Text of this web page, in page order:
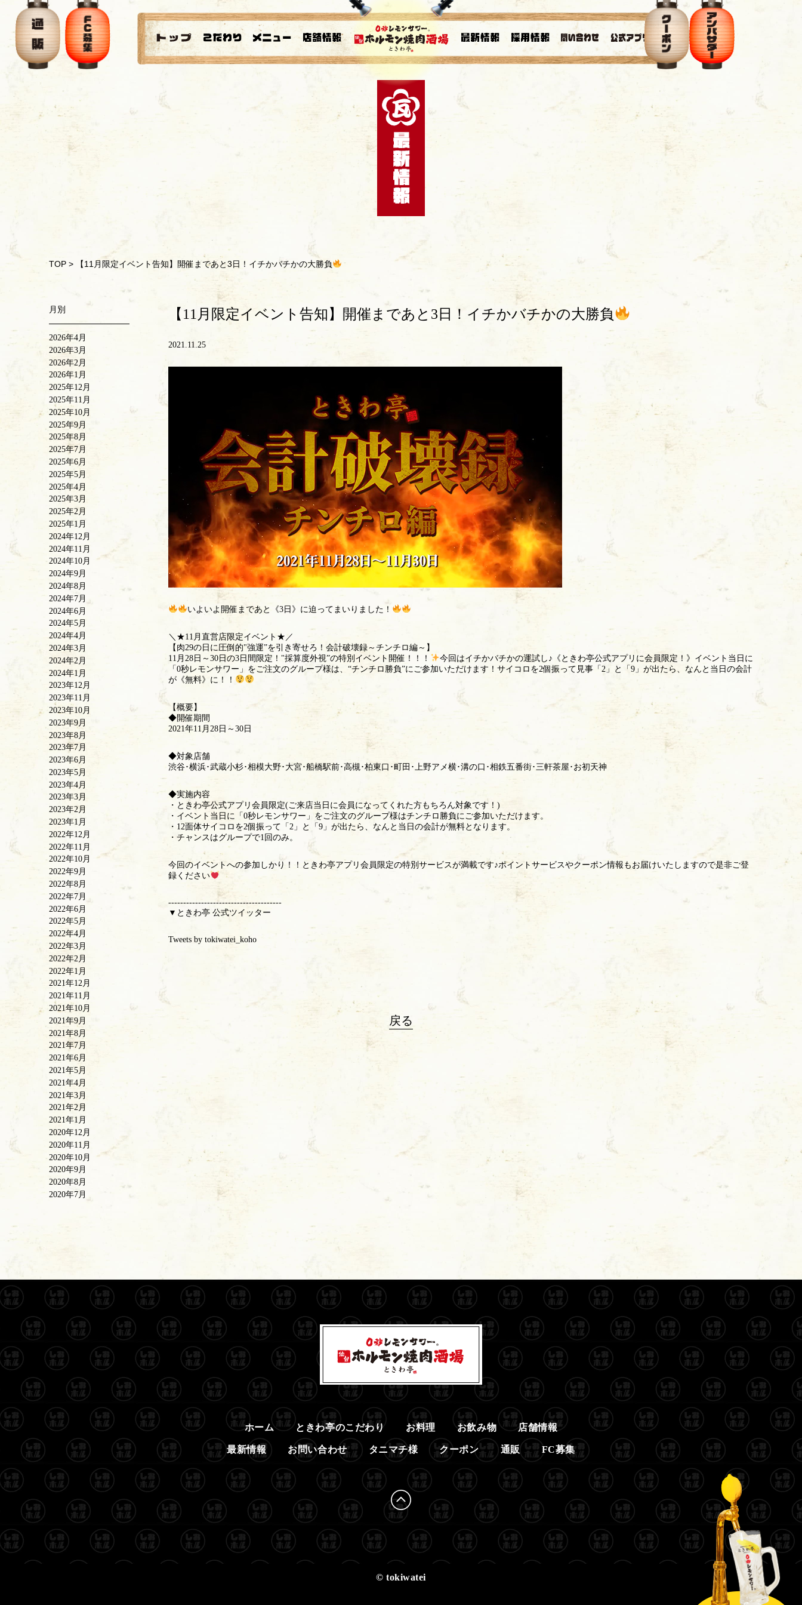
TOP > 【11月限定イベント告知】開催まであと3日！イチかバチかの大勝負
【11月限定イベント告知】開催まであと3日！イチかバチかの大勝負
2021.11.25
いよいよ開催まであと《3日》に迫ってまいりました！
＼★11月直営店限定イベント★／
【肉29の日に圧倒的"強運”を引き寄せろ！会計破壊録～チンチロ編～】
11月28日～30日の3日間限定！"採算度外視”の特別イベント開催！！！
今回はイチかバチかの運試し♪《ときわ亭公式アプリに会員限定！》イベント当日に
「0秒レモンサワー」をご注文のグループ様は、“チンチロ勝負”にご参加いただけます！サイコロを2個振って見事「2」と「9」が出たら、なんと当日の会計
が《無料》に！！
【概要】
◆開催期間
2021年11月28日～30日
◆対象店舗
渋谷･横浜･武蔵小杉･相模大野･大宮･船橋駅前･高槻･柏東口･町田･上野アメ横･溝の口･相鉄五番街･三軒茶屋･お初天神
◆実施内容
・ときわ亭公式アプリ会員限定(ご来店当日に会員になってくれた方もちろん対象です！)
・イベント当日に「0秒レモンサワー」をご注文のグループ様はチンチロ勝負にご参加いただけます。
・12面体サイコロを2個振って「2」と「9」が出たら、なんと当日の会計が無料となります。
・チャンスはグループで1回のみ。
今回のイベントへの参加しかり！！ときわ亭アプリ会員限定の特別サービスが満載です♪ポイントサービスやクーポン情報もお届けいたしますので是非ご登
録ください
--------------------------------------
▼ときわ亭 公式ツイッター
Tweets by tokiwatei_koho
戻る
月別
2026年4月
2026年3月
2026年2月
2026年1月
2025年12月
2025年11月
2025年10月
2025年9月
2025年8月
2025年7月
2025年6月
2025年5月
2025年4月
2025年3月
2025年2月
2025年1月
2024年12月
2024年11月
2024年10月
2024年9月
2024年8月
2024年7月
2024年6月
2024年5月
2024年4月
2024年3月
2024年2月
2024年1月
2023年12月
2023年11月
2023年10月
2023年9月
2023年8月
2023年7月
2023年6月
2023年5月
2023年4月
2023年3月
2023年2月
2023年1月
2022年12月
2022年11月
2022年10月
2022年9月
2022年8月
2022年7月
2022年6月
2022年5月
2022年4月
2022年3月
2022年2月
2022年1月
2021年12月
2021年11月
2021年10月
2021年9月
2021年8月
2021年7月
2021年6月
2021年5月
2021年4月
2021年3月
2021年2月
2021年1月
2020年12月
2020年11月
2020年10月
2020年9月
2020年8月
2020年7月
ホーム ときわ亭のこだわり お料理 お飲み物 店舗情報
最新情報 お問い合わせ タニマチ様 クーポン 通販 FC募集
© tokiwatei